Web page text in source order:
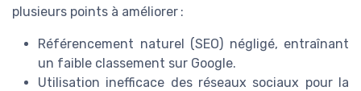
plusieurs points à améliorer :
Référencement naturel (SEO) négligé, entraînant
un faible classement sur Google.
Utilisation inefficace des réseaux sociaux pour la